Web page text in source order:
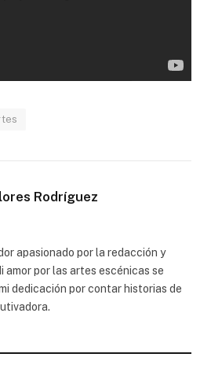
Rodríguez
apasionado por la redacción y
amor por las artes escénicas se
dedicación por contar historias de